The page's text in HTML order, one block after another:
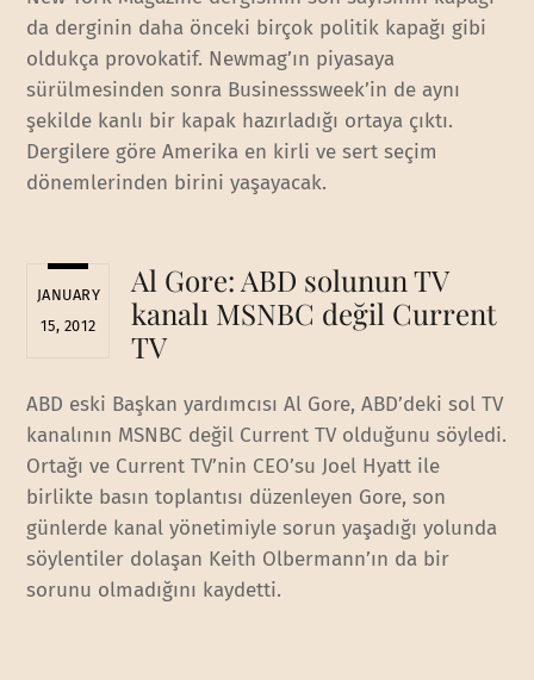
da derginin daha önceki birçok politik kapağı gibi
oldukça provokatif. Newmag’ın piyasaya
sürülmesinden sonra Businesssweek’in de aynı
şekilde kanlı bir kapak hazırladığı ortaya çıktı.
Dergilere göre Amerika en kirli ve sert seçim
dönemlerinden birini yaşayacak.
JANUARY
15, 2012
Al Gore: ABD solunun TV
kanalı MSNBC değil Current
TV
ABD eski Başkan yardımcısı Al Gore, ABD’deki sol TV
kanalının MSNBC değil Current TV olduğunu söyledi.
Ortağı ve Current TV’nin CEO’su Joel Hyatt ile
birlikte basın toplantısı düzenleyen Gore, son
günlerde kanal yönetimiyle sorun yaşadığı yolunda
söylentiler dolaşan Keith Olbermann’ın da bir
sorunu olmadığını kaydetti.